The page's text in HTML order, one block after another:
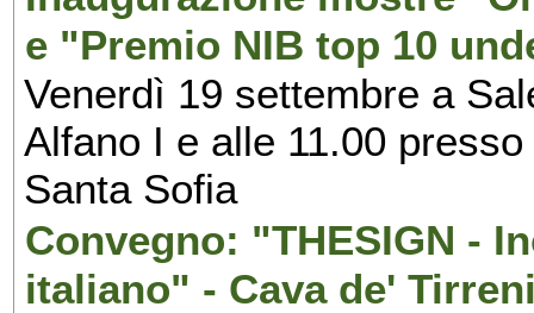
e "Premio NIB top 10
Venerdì 19 settembre a
Alfano I e alle 11.00
Santa Sofia
Convegno: "THESIGN -
italiano" - Cava de'